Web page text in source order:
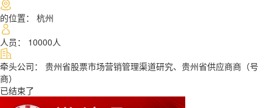
的位置： 杭州
人员： 10000人
牵头公司： 贵州省股票市场营销管理渠道研究、贵州省供应商商（号
商）